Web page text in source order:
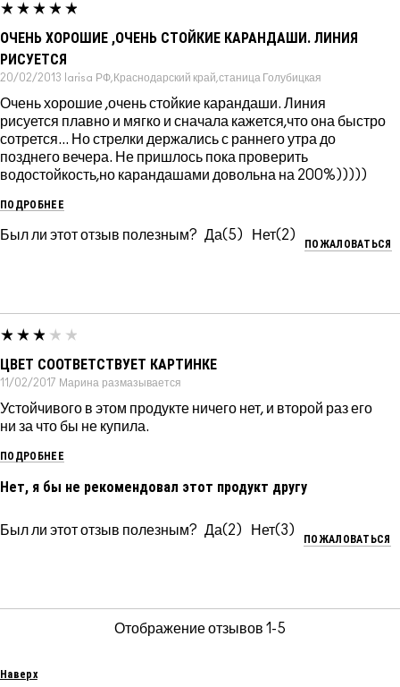
ОЧЕНЬ ХОРОШИЕ ,ОЧЕНЬ СТОЙКИЕ КАРАНДАШИ. ЛИНИЯ
РИСУЕТСЯ
20/02/2013 larisa РФ,Краснодарский край,станица Голубицкая
Очень хорошие ,очень стойкие карандаши. Линия
рисуется плавно и мягко и сначала кажется,что она быстро
сотрется... Но стрелки держались с раннего утра до
позднего вечера. Не пришлось пока проверить
водостойкость,но карандашами довольна на 200%)))))
ПОДРОБНЕЕ
Был ли этот отзыв полезным? 5 2
ПОЖАЛОВАТЬСЯ
ЦВЕТ СООТВЕТСТВУЕТ КАРТИНКЕ
11/02/2017 Марина размазывается
Устойчивого в этом продукте ничего нет, и второй раз его
ни за что бы не купила.
ПОДРОБНЕЕ
Нет, я бы не рекомендовал этот продукт другу
Был ли этот отзыв полезным? 2 3
ПОЖАЛОВАТЬСЯ
Отображение отзывов 1-5
Наверх